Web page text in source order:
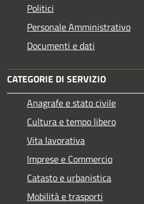
Politici
Personale Amministrativo
Documenti e dati
CATEGORIE DI SERVIZIO
Anagrafe e stato civile
Cultura e tempo libero
Vita lavorativa
Imprese e Commercio
Catasto e urbanistica
Mobilità e trasporti